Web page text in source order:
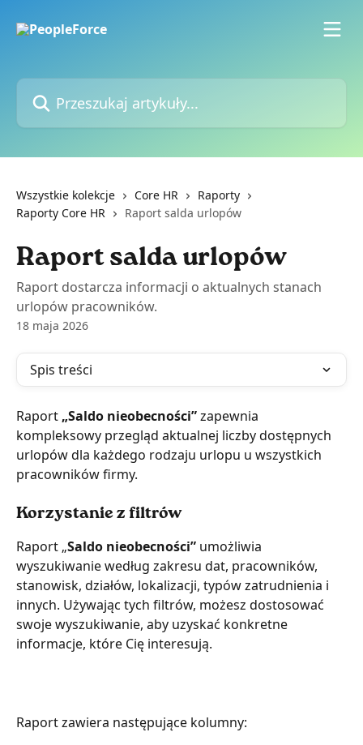
Przeszukaj artykuły...
Wszystkie kolekcje Core HR
Raporty
Raporty Core HR
Raport salda urlopów
Raport salda urlopów
Raport dostarcza informacji o aktualnych stanach
urlopów pracowników.
18 maja 2026
Spis treści
Raport „Saldo nieobecności” zapewnia
kompleksowy przegląd aktualnej liczby dostępnych
urlopów dla każdego rodzaju urlopu u wszystkich
pracowników firmy.
Korzystanie z filtrów
Raport „Saldo nieobecności” umożliwia
wyszukiwanie według zakresu dat, pracowników,
stanowisk, działów, lokalizacji, typów zatrudnienia i
innych. Używając tych filtrów, możesz dostosować
swoje wyszukiwanie, aby uzyskać konkretne
informacje, które Cię interesują.
Raport zawiera następujące kolumny: